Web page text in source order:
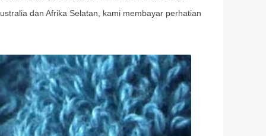
dan Afrika Selatan, kami membayar perhatian